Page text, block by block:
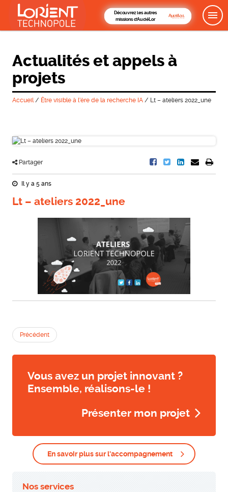
Découvrez les autres
missions d'AudéLor
Actualités et appels à
projets
Accueil/ Être visible à l’ère de la recherche IA/ Lt – ateliers 2022_une
Partager
Il y a 5 ans
Lt – ateliers 2022_une
Précédent
Vous avez un projet innovant ?
Ensemble, réalisons-le !
Présenter mon projet
En savoir plus sur l'accompagnement
Nos services